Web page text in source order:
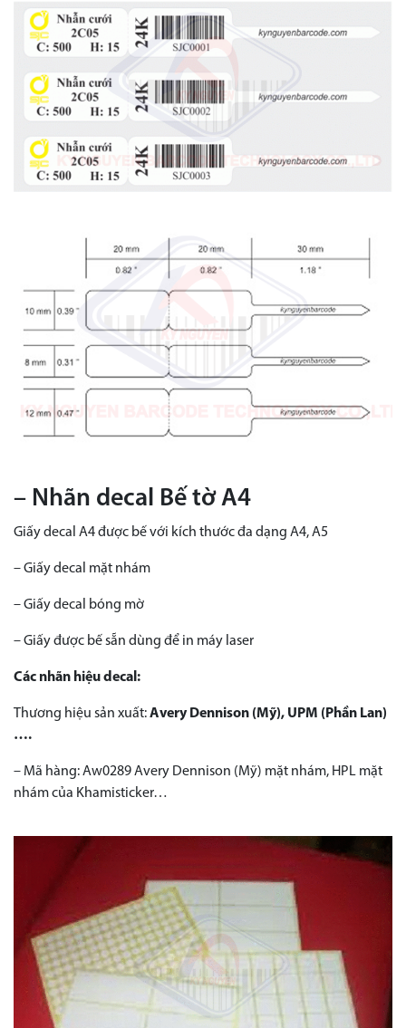
– Nhãn decal Bế tờ A4
Giấy decal A4 được bế với kích thước đa dạng A4, A5
– Giấy decal mặt nhám
– Giấy decal bóng mờ
– Giấy được bế sẵn dùng để in máy laser
Các nhãn hiệu decal:
Thương hiệu sản xuất:Avery Dennison (Mỹ), UPM (Phần Lan)
….
– Mã hàng: Aw0289 Avery Dennison (Mỹ) mặt nhám, HPL mặt
nhám của Khamisticker…